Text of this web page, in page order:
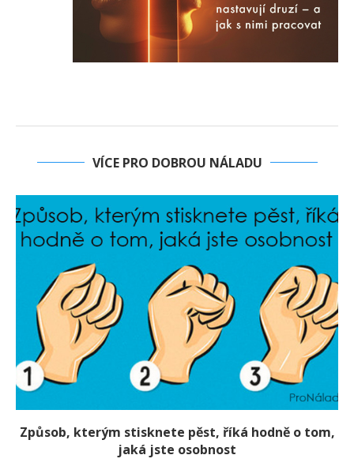
VÍCE PRO DOBROU NÁLADU
Způsob, kterým stisknete pěst, říká hodně o tom,
jaká jste osobnost